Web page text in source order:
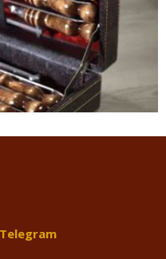
Telegram